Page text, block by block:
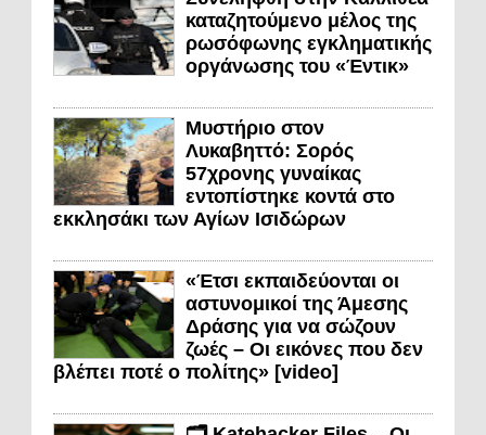
καταζητούμενο μέλος της
ρωσόφωνης εγκληματικής
οργάνωσης του «Έντικ»
Μυστήριο στον
Λυκαβηττό: Σορός
57χρονης γυναίκας
εντοπίστηκε κοντά στο
εκκλησάκι των Αγίων Ισιδώρων
«Έτσι εκπαιδεύονται οι
αστυνομικοί της Άμεσης
Δράσης για να σώζουν
ζωές – Οι εικόνες που δεν
βλέπει ποτέ ο πολίτης» [video]